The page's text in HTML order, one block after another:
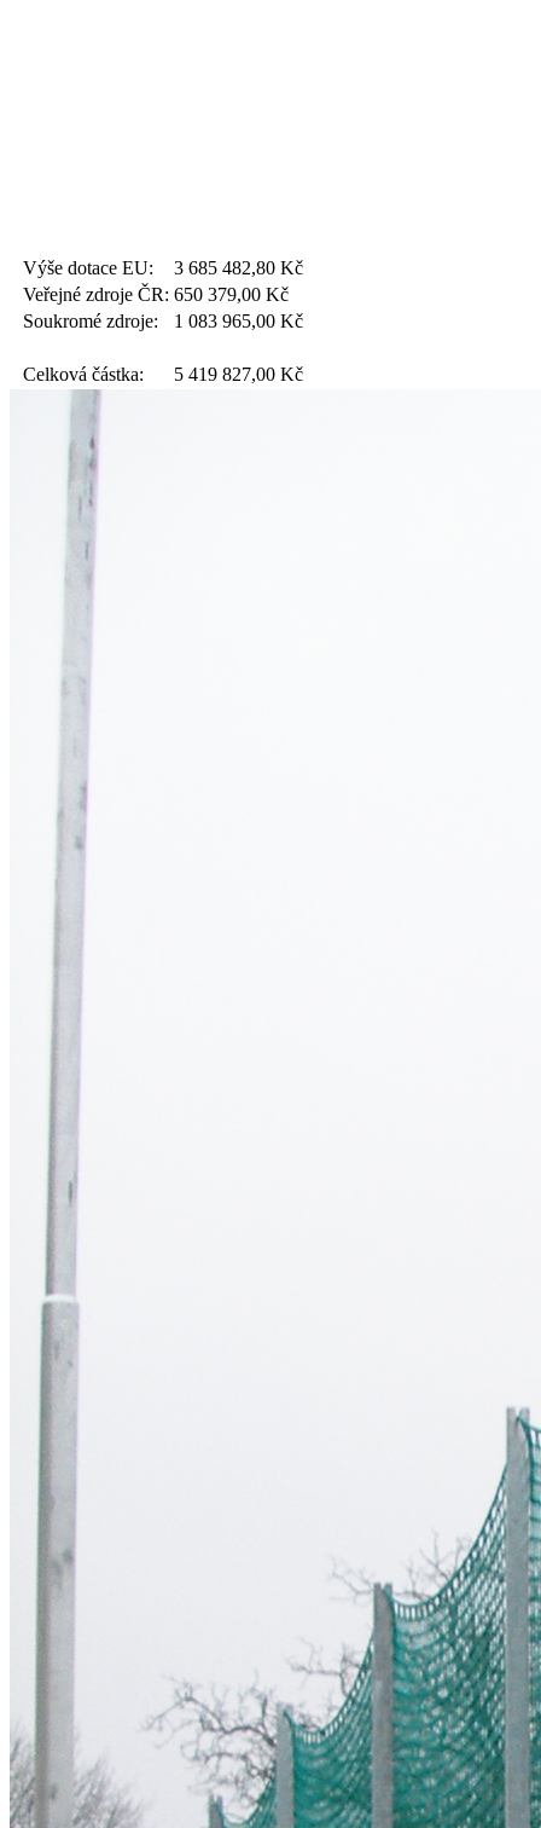
Výše dotace EU: 3 685 482,80 Kč
Veřejné zdroje ČR: 650 379,00 Kč
Soukromé zdroje:
1 083 965,00 Kč
Celková částka: 5 419 827,00 Kč